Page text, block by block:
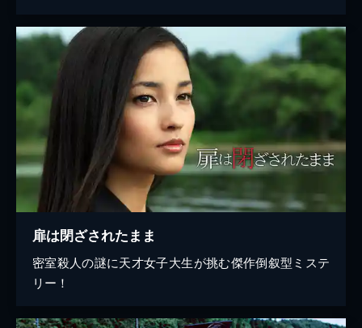
扉は閉ざされたまま
密室殺人の謎に天才女子大生が挑む傑作倒叙型ミステ
リー！